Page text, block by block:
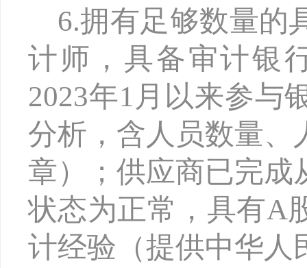
6.拥有足够数量的
计师，具备审计银
2023年1月以来参与
分析，含人员数量、
章）；供应商已完成
状态为正常，具有A
计经验（提供中华人